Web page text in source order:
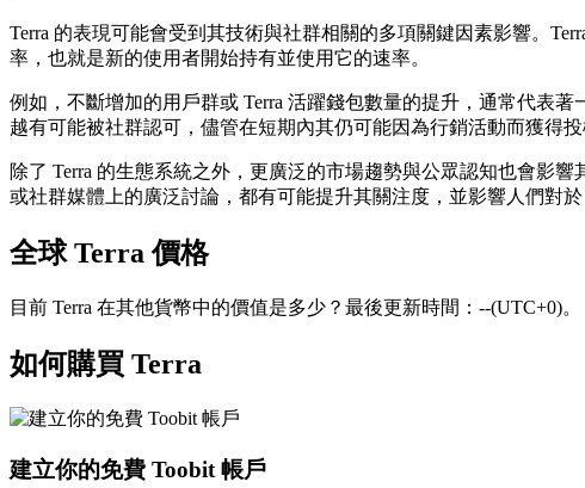
Terra 的表現可能會受到其技術與社群相關的多項關鍵因素影響。
率，也就是新的使用者開始持有並使用它的速率。
例如，不斷增加的用戶群或 Terra 活躍錢包數量的提升，通常代表
越有可能被社群認可，儘管在短期內其仍可能因為行銷活動而獲得投
除了 Terra 的生態系統之外，更廣泛的市場趨勢與公眾認知也會影
或社群媒體上的廣泛討論，都有可能提升其關注度，並影響人們對
全球 Terra 價格
目前 Terra 在其他貨幣中的價值是多少？最後更新時間：--(UTC+0)。
如何購買 Terra
建立你的免費 Toobit 帳戶